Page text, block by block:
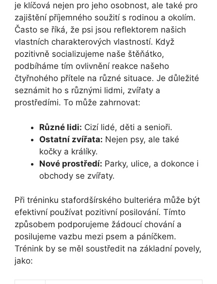
je klíčová nejen pro jeho osobnost, ale také pro
zajištění příjemného soužití s rodinou a okolím.
Často se říká, že psi jsou reflektorem našich
vlastních charakterových vlastností. Když
pozitivně socializujeme naše štěňátko,
podbíháme tím ovlivnění reakce našeho
čtyřnohého přítele na různé situace. Je důležité
seznámit ho s různými lidmi, zvířaty a
prostředími. To může zahrnovat:
Různé lidi: Cizí lidé, děti a senioři.
Ostatní zvířata: Nejen psy, ale také
kočky a králíky.
Nové prostředí: Parky, ulice, a dokonce i
obchody se zvířaty.
Při tréninku stafordšírského bulteriéra může být
efektivní používat pozitivní posilování. Tímto
způsobem podporujeme žádoucí chování a
posilujeme vazbu mezi psem a páníčkem.
Trénink by se měl soustředit na základní povely,
jako: